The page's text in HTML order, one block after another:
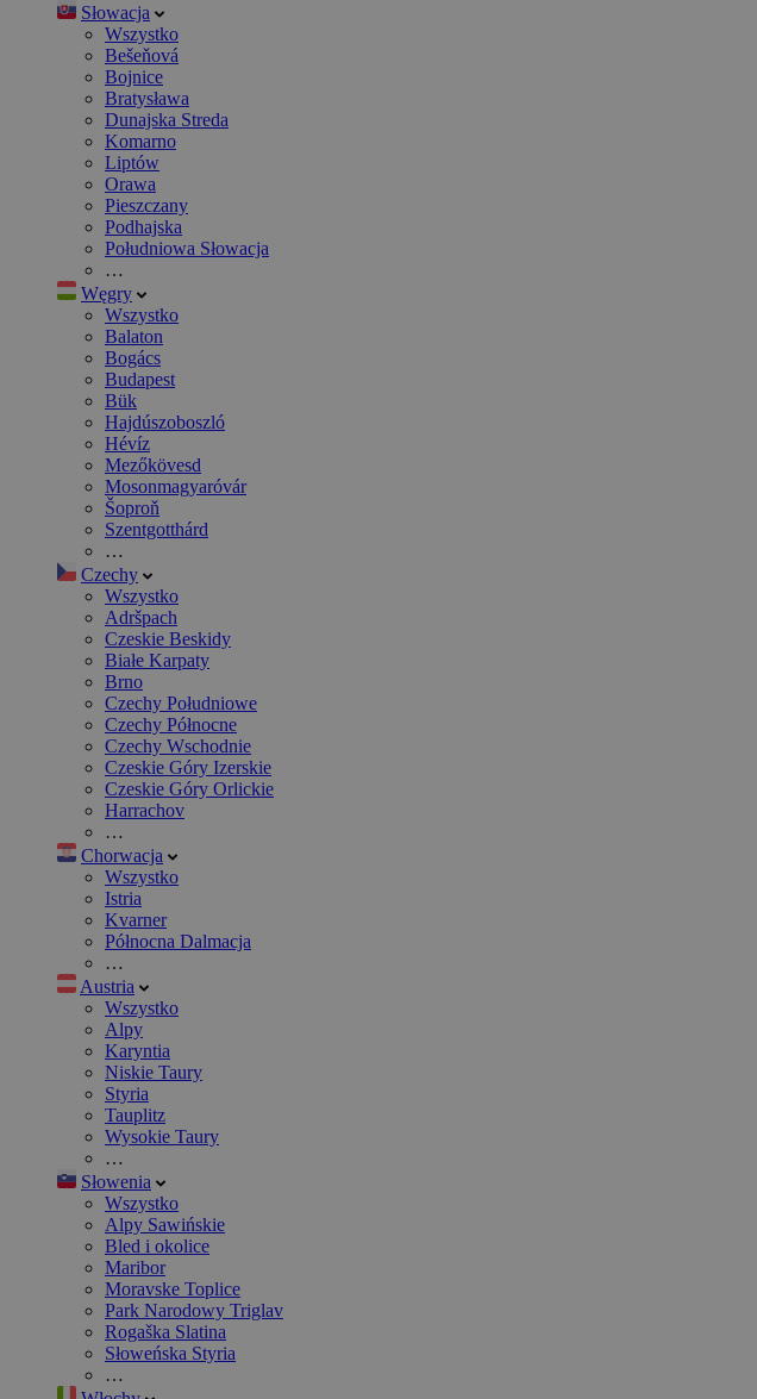
Słowacja
Wszystko
Bešeňová
Bojnice
Bratysława
Dunajska Streda
Komarno
Liptów
Orawa
Pieszczany
Podhajska
Południowa Słowacja
…
Węgry
Wszystko
Balaton
Bogács
Budapest
Bük
Hajdúszoboszló
Hévíz
Mezőkövesd
Mosonmagyaróvár
Šoproň
Szentgotthárd
…
Czechy
Wszystko
Adršpach
Czeskie Beskidy
Białe Karpaty
Brno
Czechy Południowe
Czechy Północne
Czechy Wschodnie
Czeskie Góry Izerskie
Czeskie Góry Orlickie
Harrachov
…
Chorwacja
Wszystko
Istria
Kvarner
Północna Dalmacja
…
Austria
Wszystko
Alpy
Karyntia
Niskie Taury
Styria
Tauplitz
Wysokie Taury
…
Słowenia
Wszystko
Alpy Sawińskie
Bled i okolice
Maribor
Moravske Toplice
Park Narodowy Triglav
Rogaška Slatina
Słoweńska Styria
…